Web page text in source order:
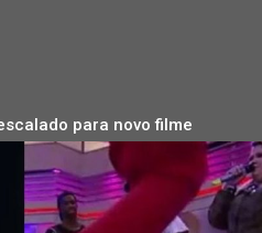
para novo filme